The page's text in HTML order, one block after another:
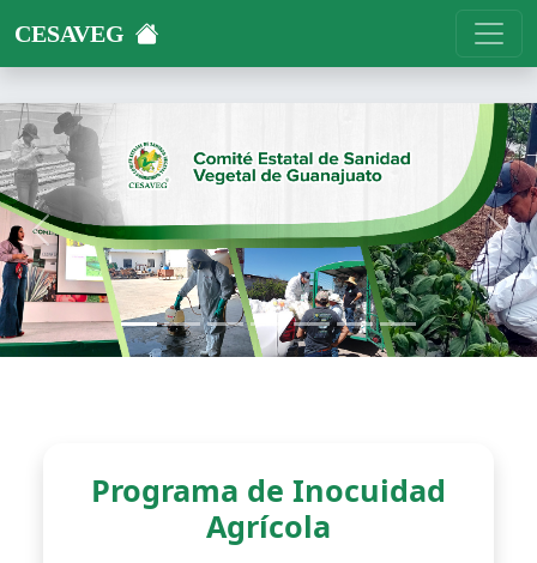
CESAVEG
Previous Next
Programa de Inocuidad
Agrícola